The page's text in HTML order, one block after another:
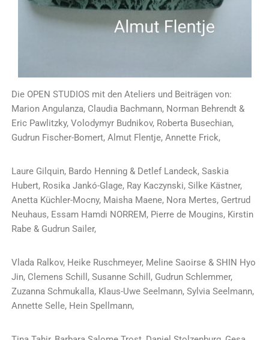
Die OPEN STUDIOS mit den Ateliers und Beiträgen von:
Marion Angulanza, Claudia Bachmann, Norman Behrendt &
Eric Pawlitzky, Volodymyr Budnikov, Roberta Busechian,
Gudrun Fischer-Bomert, Almut Flentje, Annette Frick,
Laure Gilquin, Bardo Henning & Detlef Landeck, Saskia
Hubert, Rosika Jankó-Glage, Ray Kaczynski, Silke Kästner,
Anetta Küchler-Mocny, Maisha Maene, Nora Mertes, Gertrud
Neuhaus, Essam Hamdi NORREM, Pierre de Mougins, Kirstin
Rabe & Gudrun Sailer,
Vlada Ralkov, Heike Ruschmeyer, Meline Saoirse & SHIN Hyo
Jin, Clemens Schill, Susanne Schill, Gudrun Schlemmer,
Zuzanna Schmukalla, Klaus-Uwe Seelmann, Sylvia Seelmann,
Annette Selle, Hein Spellmann,